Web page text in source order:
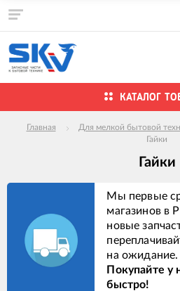
КАТАЛОГ
Главная Для мелкой бытовой
Гайки
Гайки
Мы первые
магазинов в
новые
на ожидание.
Покупайте у
быстро!